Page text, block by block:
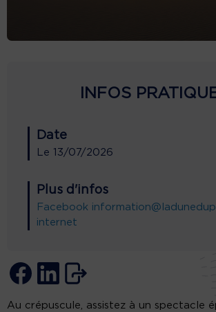
INFOS
Date
Le 13/07/2026
Plus d'infos
Facebook
internet
Au crépuscule, assistez à un spectacle